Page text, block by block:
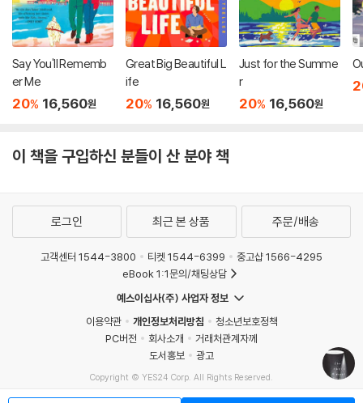
Say You'll Rememb
er Me
20% 16,560원
Great Big Beautiful L
ife
20% 16,560원
Just for the Summe
r
20% 16,560원
이 책을 구입하신 분들이 산 분야 책
로그인 최근 본 상품 주문/배송
고객센터 1544-3800 티켓 1544-6399
중고샵 1566-4295
eBook 1:1문의/채팅상담
예스이십사(주) 사업자 정보
이용약관
개인정보처리방침
청소년보호정책
PC버전
회사소개
거래처관계자께
도서홍보
광고
Copyright © YES24 Corp. All Rights Reserved.